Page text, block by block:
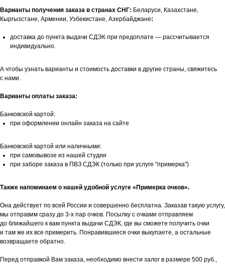
Варианты получения заказа в странах СНГ: Беларуси, Казахстане,
Кыргызстане, Армении, Узбекистане, Азербайджане:
доставка до пункта выдачи СДЭК при предоплате — рассчитывается
индивидуально.
А чтобы узнать варианты и стоимость доставки в другие страны, свяжитесь
с нами.
Варианты оплаты заказа:
Банковской картой:
при оформлении онлайн заказа на сайте
Банковской картой или наличными:
при самовывозе из нашей студии
при заборе заказа в ПВЗ СДЭК (только при услуге "примерка")
Также напоминаем о нашей удобной услуге «Примерка очков».
Она действует по всей России и совершенно бесплатна. Заказав такую услугу,
мы отправим сразу до 3-х пар очков. Посылку с очками отправляем
до ближайшего к вам пункта выдачи СДЭК, где вы сможете получить очки
и там же их все примерить. Понравившиеся очки выкупаете, а остальные
возвращаете обратно.
Перед отправкой Вам заказа, необходимо внести залог в размере 500 руб.,